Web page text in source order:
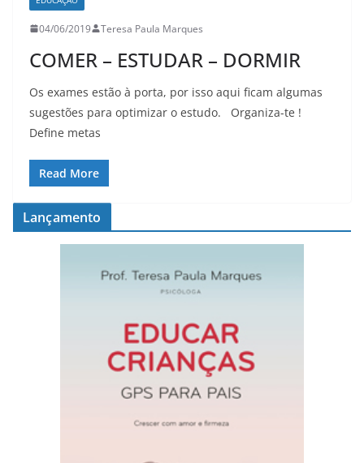
04/06/2019 Teresa Paula Marques
COMER – ESTUDAR – DORMIR
Os exames estão à porta, por isso aqui ficam algumas
sugestões para optimizar o estudo. Organiza-te !
Define metas
Read More
Lançamento